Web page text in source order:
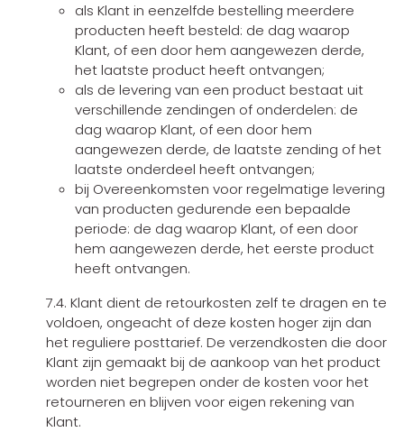
als Klant in eenzelfde bestelling meerdere
producten heeft besteld: de dag waarop
Klant, of een door hem aangewezen derde,
het laatste product heeft ontvangen;
als de levering van een product bestaat uit
verschillende zendingen of onderdelen: de
dag waarop Klant, of een door hem
aangewezen derde, de laatste zending of het
laatste onderdeel heeft ontvangen;
bij Overeenkomsten voor regelmatige levering
van producten gedurende een bepaalde
periode: de dag waarop Klant, of een door
hem aangewezen derde, het eerste product
heeft ontvangen.
7.4. Klant dient de retourkosten zelf te dragen en te
voldoen, ongeacht of deze kosten hoger zijn dan
het reguliere posttarief. De verzendkosten die door
Klant zijn gemaakt bij de aankoop van het product
worden niet begrepen onder de kosten voor het
retourneren en blijven voor eigen rekening van
Klant.